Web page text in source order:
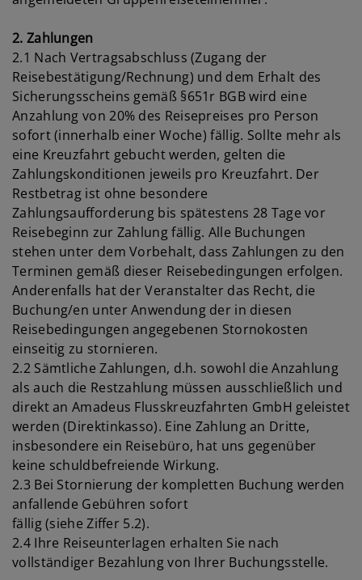
2. Zahlungen
2.1 Nach Vertragsabschluss (Zugang der
Reisebestätigung/Rechnung) und dem Erhalt des
Sicherungsscheins gemäß §651r BGB wird eine
Anzahlung von 20% des Reisepreises pro Person
sofort (innerhalb einer Woche) fällig. Sollte mehr als
eine Kreuzfahrt gebucht werden, gelten die
Zahlungskonditionen jeweils pro Kreuzfahrt. Der
Restbetrag ist ohne besondere
Zahlungsaufforderung bis spätestens 28 Tage vor
Reisebeginn zur Zahlung fällig. Alle Buchungen
stehen unter dem Vorbehalt, dass Zahlungen zu den
Terminen gemäß dieser Reisebedingungen erfolgen.
Anderenfalls hat der Veranstalter das Recht, die
Buchung/en unter Anwendung der in diesen
Reisebedingungen angegebenen Stornokosten
einseitig zu stornieren.
2.2 Sämtliche Zahlungen, d.h. sowohl die Anzahlung
als auch die Restzahlung müssen ausschließlich und
direkt an Amadeus Flusskreuzfahrten GmbH geleistet
werden (Direktinkasso). Eine Zahlung an Dritte,
insbesondere ein Reisebüro, hat uns gegenüber
keine schuldbefreiende Wirkung.
2.3 Bei Stornierung der kompletten Buchung werden
anfallende Gebühren sofort
fällig (siehe Ziffer 5.2).
2.4 Ihre Reiseunterlagen erhalten Sie nach
vollständiger Bezahlung von Ihrer Buchungsstelle.